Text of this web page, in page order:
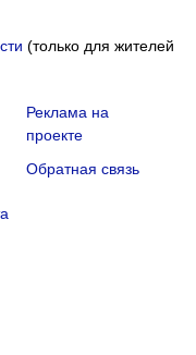
(только для жителей
Реклама на
проекте
Обратная связь